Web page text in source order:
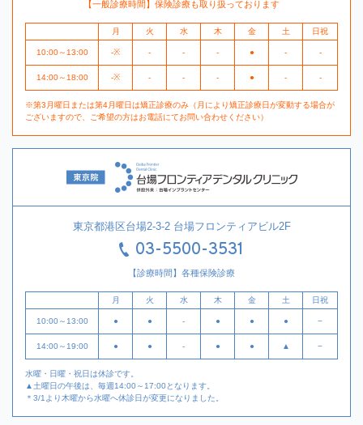
【一般診療時間】保険診療も取り扱っております
月 火 水 木 金 土 日祝
10:00～13:00 -※ - - - ● - -
14:00～18:00 -※ - - - ● - -
※第3月曜日または第4月曜日は矯正診療のみ（月により矯正診療日が変動する場合が
ございますので、ご希望の方はお電話にてお問い合わせください）
東京都港区台場2-3-2 台場フロンティアビル2F
03-5500-3531
【診療時間】各種保険診療
月 火 水 木 金 土 日祝
10:00～13:00 ● ● - ● ● ● −
14:00～19:00 ● ● - ● ● ▲ −
水曜・日曜・祝日は休診です。
▲土曜日の午後は、毎週14:00～17:00となります。
＊3/1より木曜から水曜へ休診日が変更になりました。